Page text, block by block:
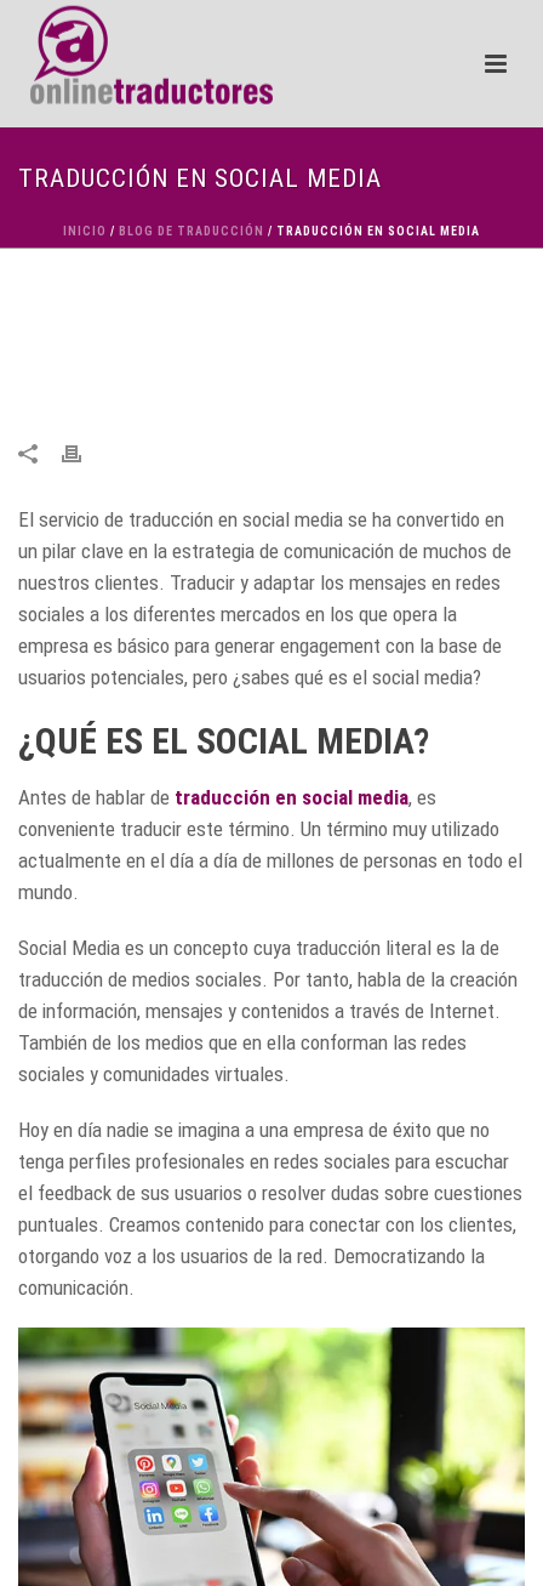
TRADUCCIÓN EN SOCIAL MEDIA
INICIO / BLOG DE TRADUCCIÓN / TRADUCCIÓN EN SOCIAL MEDIA
El servicio de traducción en social media se ha convertido en
un pilar clave en la estrategia de comunicación de muchos de
nuestros clientes. Traducir y adaptar los mensajes en redes
sociales a los diferentes mercados en los que opera la
empresa es básico para generar engagement con la base de
usuarios potenciales, pero ¿sabes qué es el social media?
¿QUÉ ES EL SOCIAL MEDIA?
Antes de hablar de traducción en social media, es
conveniente traducir este término. Un término muy utilizado
actualmente en el día a día de millones de personas en todo el
mundo.
Social Media es un concepto cuya traducción literal es la de
traducción de medios sociales. Por tanto, habla de la creación
de información, mensajes y contenidos a través de Internet.
También de los medios que en ella conforman las redes
sociales y comunidades virtuales.
Hoy en día nadie se imagina a una empresa de éxito que no
tenga perfiles profesionales en redes sociales para escuchar
el feedback de sus usuarios o resolver dudas sobre cuestiones
puntuales. Creamos contenido para conectar con los clientes,
otorgando voz a los usuarios de la red. Democratizando la
comunicación.